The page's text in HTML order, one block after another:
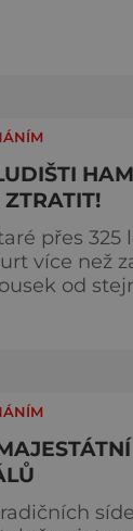
přes
více než
od
architekti
800